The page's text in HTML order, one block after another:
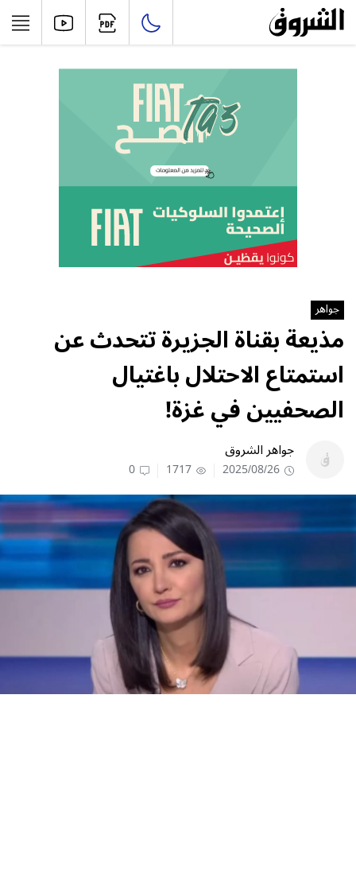
جواهر
مذيعة بقناة الجزيرة تتحدث عن
استمتاع الاحتلال باغتيال
الصحفيين في غزة!
جواهر الشروق
2025/08/26
1717
0